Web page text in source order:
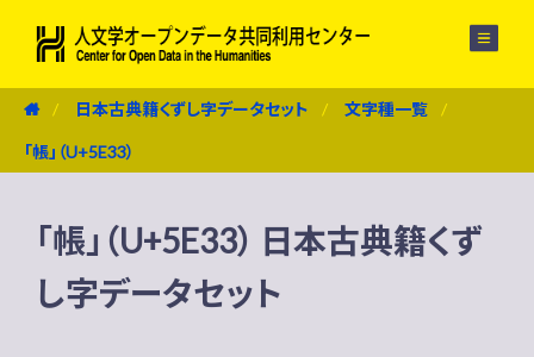
日本古典籍くずし字データセット 文字種一覧
「帳」（U+5E33）
「帳」（U+5E33） 日本古典籍くず
し字データセット